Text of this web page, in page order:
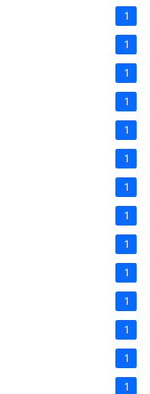
1
1
1
1
1
1
1
1
1
1
1
1
1
1